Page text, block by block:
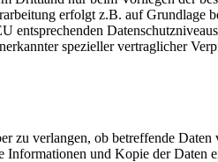
erfolgt z.B. auf Grundlage
entsprechenden
spezieller vertraglicher
zu verlangen, ob betreffende
Informationen und Kopie der Daten